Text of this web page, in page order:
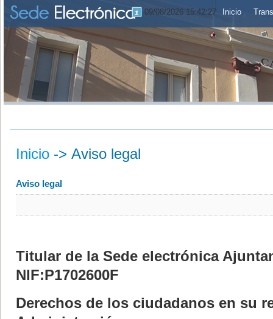
09/08/2026 15:42:27 Inicio
Inicio -> Aviso legal
Aviso legal
Titular de la Sede electrónica
NIF:P1702600F
Derechos de los ciudadanos en su